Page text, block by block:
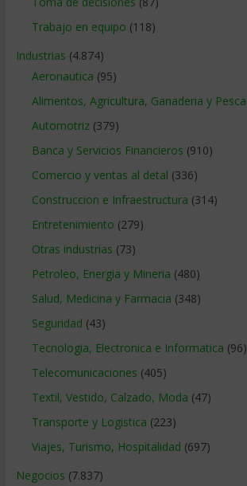
Trabajo en equipo (118)
Industrias (4.874)
Aeronautica (95)
Alimentos, Agricultura, Ganaderia y Pesca
Automotriz(379)
Banca y Servicios Financieros (910)
Comercio y ventas al detal (336)
Construccion e Infraestructura (314)
Entretenimiento (279)
Otras industrias (73)
Petroleo, Energia y Mineria (480)
Salud, Medicina y Farmacia (348)
Seguridad (43)
Tecnologia, Electronica e Informatica (96)
Telecomunicaciones (405)
Textil, Vestido, Calzado, Moda (47)
Transporte y Logistica (223)
Viajes, Turismo, Hospitalidad (697)
Negocios (7.837)